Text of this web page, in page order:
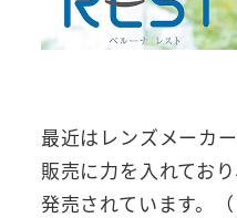
最近はレンズメーカ
販売に力を入れてお
発売されています。